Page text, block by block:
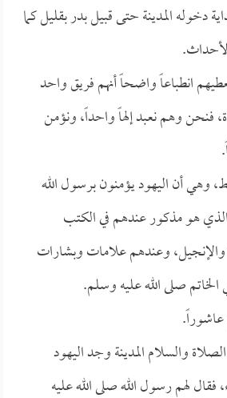
دخوله المدينة حتى قبيل بدر بقليل كما
انطباعاً واضحاً أنهم فريق واحد
فنحن وهم نعبد إلهاً واحداً، ونؤمن
وهي أن اليهود يؤمنون برسول الله
هو مذكور عندهم في الكتب
والإنجيل، وعندهم علامات وبشارات
الخاتم صلى الله عليه وسلم.
عاشوراً.
والسلام المدينة وجد اليهود
لهم رسول الله صلى الله عليه